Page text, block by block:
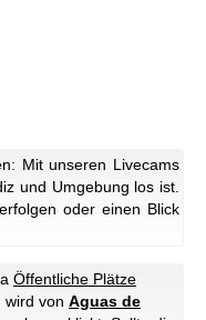
Mit unseren Livecams
und Umgebung los ist.
oder einen Blick
Öffentliche Plätze
wird von Aguas de